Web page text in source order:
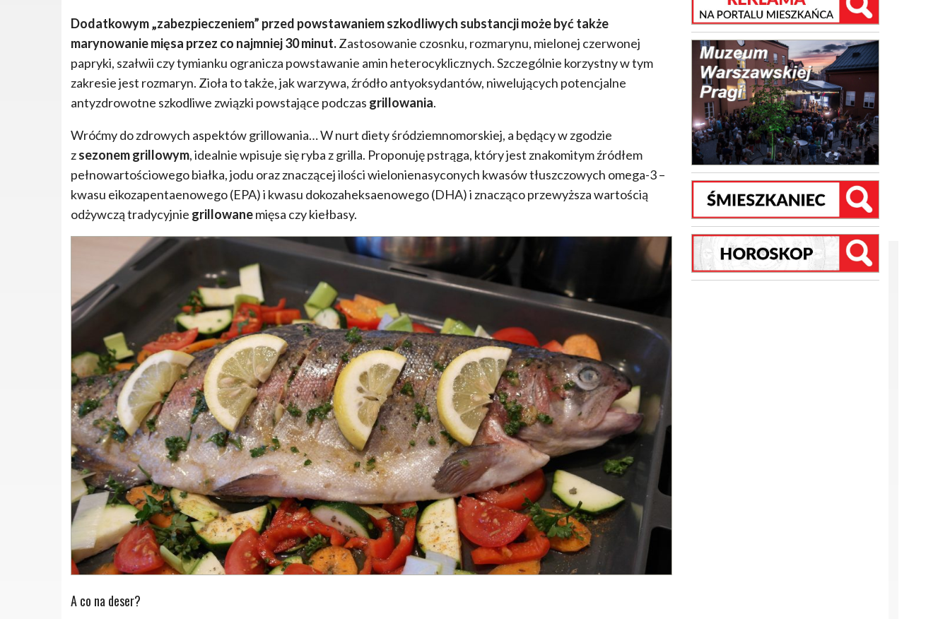
Dodatkowym „zabezpieczeniem” przed powstawaniem szkodliwych substancji może być także
marynowanie mięsa przez co najmniej 30 minut.Zastosowanie czosnku, rozmarynu, mielonej czerwonej
papryki, szałwii czy tymianku ogranicza powstawanie amin heterocyklicznych. Szczególnie korzystny w tym
zakresie jest rozmaryn. Zioła to także, jak warzywa, źródło antyoksydantów, niwelujących potencjalne
antyzdrowotne szkodliwe związki powstające podczas grillowania.
Wróćmy do zdrowych aspektów grillowania… W nurt diety śródziemnomorskiej, a będący w zgodzie
zsezonem grillowym, idealnie wpisuje się ryba z grilla. Proponuję pstrąga, który jest znakomitym źródłem
pełnowartościowego białka, jodu oraz znaczącej ilości wielonienasyconych kwasów tłuszczowych omega-3 –
kwasu eikozapentaenowego (EPA) i kwasu dokozaheksaenowego (DHA) i znacząco przewyższa wartością
odżywczą tradycyjnie grillowanemięsa czy kiełbasy.
A co na deser?